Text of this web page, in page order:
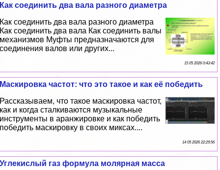
Как соединить два вала разного диаметра
Как соединить два вала разного диаметра
Как соединить два вала Как соединить валы
механизмов Муфты предназначаются для
соединения валов или других...
15 05 2026 0:43:42
Маскировка частот: что это такое и как её победить
Рассказываем, что такое маскировка частот,
как и когда сталкиваются музыкальные
инструменты в аранжировке и как победить
победить маскировку в своих миксах....
14 05 2026 22:29:56
Углекислый газ формула молярная масса